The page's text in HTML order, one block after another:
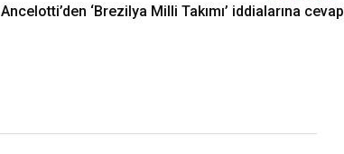
Ancelotti’den ‘Brezilya Milli Takımı’ iddialarına cevap